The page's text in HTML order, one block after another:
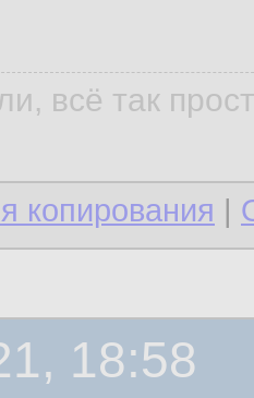
всё так
копирования |
18:58